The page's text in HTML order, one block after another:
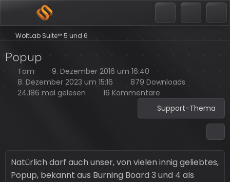
WoltLab Suite™ 5 und 6
Popup
Tom
9. Dezember 2016 um 16:40
8. Dezember 2023 um 15:16
879 Downloads
24.186 mal gelesen
16 Kommentare
Support-Thema
Natürlich darf auch unser, von vielen innig geliebtes,
Popup, bekannt aus Burning Board 3 und 4 als